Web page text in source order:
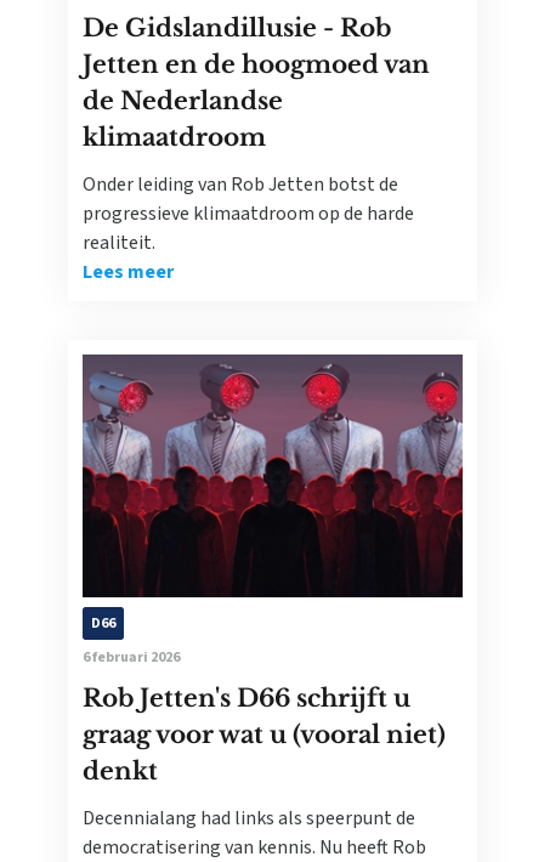
De Gidslandillusie - Rob
Jetten en de hoogmoed van
de Nederlandse
klimaatdroom
Onder leiding van Rob Jetten botst de
progressieve klimaatdroom op de harde
realiteit.
Lees meer
D66
6 februari 2026
Rob Jetten's D66 schrijft u
graag voor wat u (vooral niet)
denkt
Decennialang had links als speerpunt de
democratisering van kennis. Nu heeft Rob